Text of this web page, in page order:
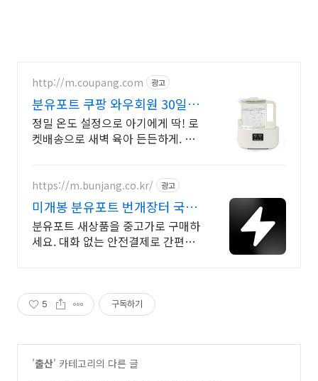
http://m.coupang.com 광고
분유포트 쿠팡 와우회원 30일
반품
정밀 온도 설정으로 아기에게 딱! 로
켓배송으로 새벽 육아 든든하게. 비
https://m.bunjang.co.kr/ 광고
미개봉 분유포트 번개장터 국내
최대 브랜드 중고거래
분유포트 새상품을 중고가로 구매하
세요. 대화 없는 안전결제로 간편하
5 구독하기
'출산' 카테고리의 다른 글